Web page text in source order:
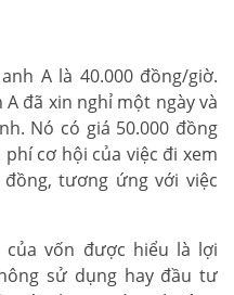
A là 40.000 đồng/giờ.
đã xin nghỉ một ngày và
Nó có giá 50.000 đồng
cơ hội của việc đi xem
tương ứng với việc
vốn được hiểu là lợi
sử dụng hay đầu tư